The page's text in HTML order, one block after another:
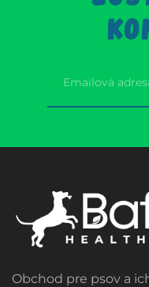
Obchod pre psov a